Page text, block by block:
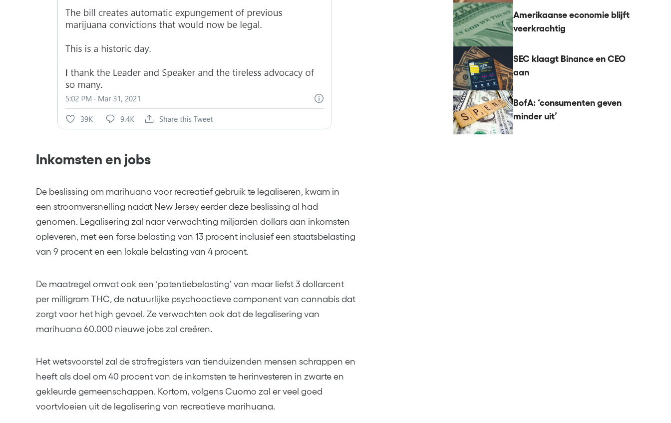
Inkomsten en jobs
De beslissing om marihuana voor recreatief gebruik te legaliseren, kwam in
een stroomversnelling nadat New Jersey eerder deze beslissing al had
genomen. Legalisering zal naar verwachting miljarden dollars aan inkomsten
opleveren, met een forse belasting van 13 procent inclusief een staatsbelasting
van 9 procent en een lokale belasting van 4 procent.
De maatregel omvat ook een ‘potentiebelasting’ van maar liefst 3 dollarcent
per milligram THC, de natuurlijke psychoactieve component van cannabis dat
zorgt voor het high gevoel. Ze verwachten ook dat de legalisering van
marihuana 60.000 nieuwe jobs zal creëren.
Het wetsvoorstel zal de strafregisters van tienduizenden mensen schrappen en
heeft als doel om 40 procent van de inkomsten te herinvesteren in zwarte en
gekleurde gemeenschappen. Kortom, volgens Cuomo zal er veel goed
voortvloeien uit de legalisering van recreatieve marihuana.
Amerikaanse economie blijft
veerkrachtig
SEC klaagt Binance en CEO
aan
BofA: ‘consumenten geven
minder uit’